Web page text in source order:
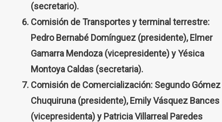
(secretario).
Comisión de Transportes y terminal terrestre:
Pedro Bernabé Domínguez (presidente), Elmer
Gamarra Mendoza (vicepresidente) y Yésica
Montoya Caldas (secretaria).
Comisión de Comercialización: Segundo Gómez
Chuquiruna (presidente), Emily Vásquez Bances
(vicepresidenta) y Patricia Villarreal Paredes